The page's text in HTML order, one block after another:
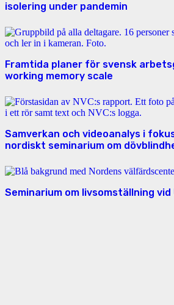
isolering under pandemin
Framtida planer för svensk
working memory scale
Samverkan och videoanalys i
nordiskt seminarium om
Seminarium om livsomställning